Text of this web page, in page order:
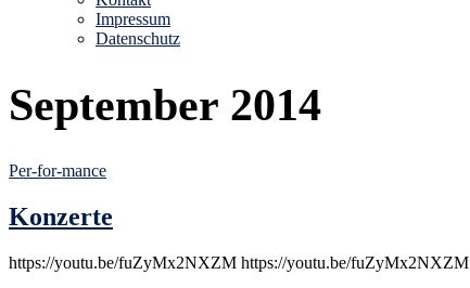
Impressum
Datenschutz
September 2014
Per-for-mance
Konzerte
https://youtu.be/fuZyMx2NXZM https://youtu.be/fuZyMx2NXZM